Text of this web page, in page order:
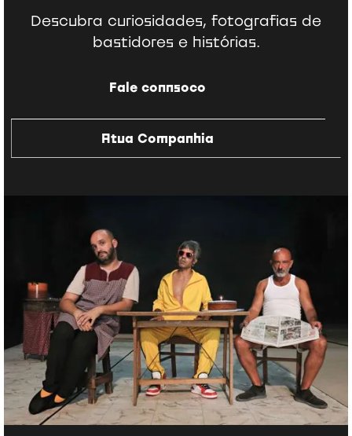
Descubra curiosidades, fotografias de
bastidores e histórias.
Fale connsoco
Atua Companhia